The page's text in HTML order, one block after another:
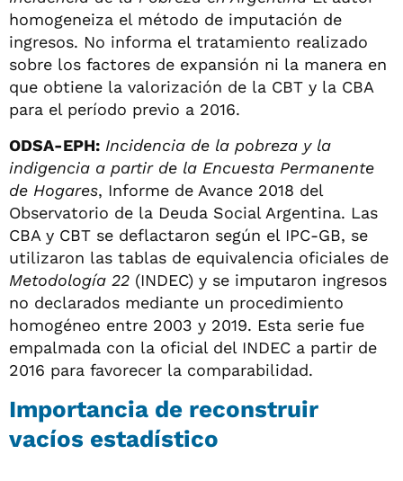
homogeneiza el método de imputación de
ingresos. No informa el tratamiento realizado
sobre los factores de expansión ni la manera en
que obtiene la valorización de la CBT y la CBA
para el período previo a 2016.
ODSA-EPH: Incidencia de la pobreza y la
indigencia a partir de la Encuesta Permanente
de Hogares, Informe de Avance 2018 del
Observatorio de la Deuda Social Argentina. Las
CBA y CBT se deflactaron según el IPC-GB, se
utilizaron las tablas de equivalencia oficiales de
Metodología 22 (INDEC) y se imputaron ingresos
no declarados mediante un procedimiento
homogéneo entre 2003 y 2019. Esta serie fue
empalmada con la oficial del INDEC a partir de
2016 para favorecer la comparabilidad.
Importancia de reconstruir
vacíos estadístico